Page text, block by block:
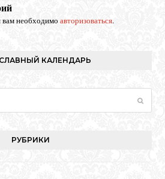
вам необходимоавторизоваться.
КАЛЕНДАРЬ
РУБРИКИ